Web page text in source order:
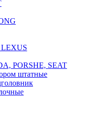
PORSHE, SEAT
штатные